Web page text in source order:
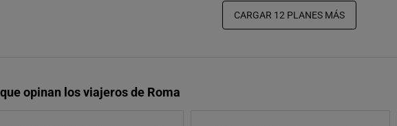
CARGAR 12 PLANES MÁS
opinan los viajeros de Roma